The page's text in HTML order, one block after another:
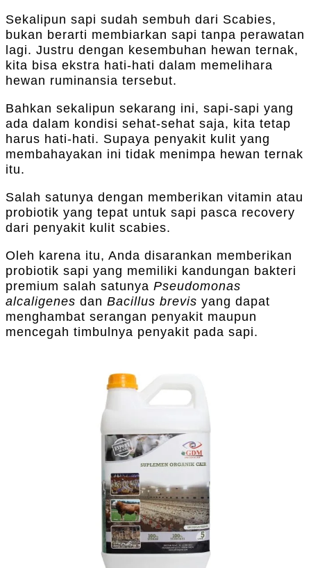
Sekalipun sapi sudah sembuh dari Scabies,
bukan berarti membiarkan sapi tanpa perawatan
lagi. Justru dengan kesembuhan hewan ternak,
kita bisa ekstra hati-hati dalam memelihara
hewan ruminansia tersebut.
Bahkan sekalipun sekarang ini, sapi-sapi yang
ada dalam kondisi sehat-sehat saja, kita tetap
harus hati-hati. Supaya penyakit kulit yang
membahayakan ini tidak menimpa hewan ternak
itu.
Salah satunya dengan memberikan vitamin atau
probiotik yang tepat untuk sapi pasca recovery
dari penyakit kulit scabies.
Oleh karena itu, Anda disarankan memberikan
probiotik sapi yang memiliki kandungan bakteri
premium salah satunya Pseudomonas
alcaligenes dan Bacillus brevis yang dapat
menghambat serangan penyakit maupun
mencegah timbulnya penyakit pada sapi.